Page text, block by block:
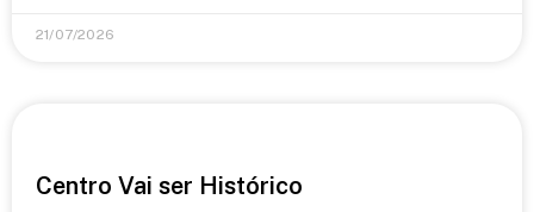
21/07/2026
Centro Vai ser Histórico